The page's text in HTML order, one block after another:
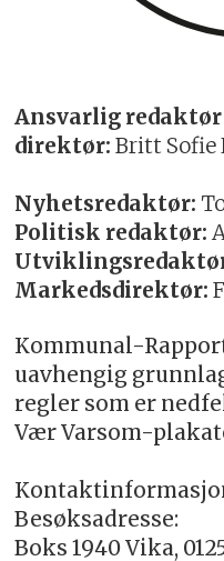
Ansvarlig
direktør: Britt Sofie
Nyhetsredaktør:
Politisk redaktør:
Markedsdirektør:
Kommunal-
uavhengig
regler som er
Vær Varsom-
Besøksadresse:
Boks 1940 Vika,